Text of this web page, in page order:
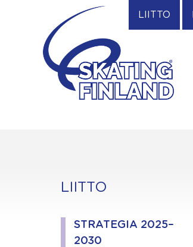
LIITTO
LIITTO
STRATEGIA 2025–
2030